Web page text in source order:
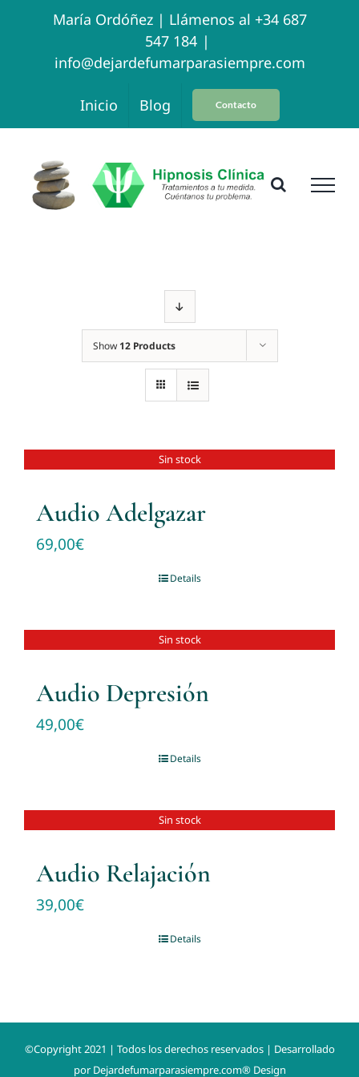
María Ordóñez | Llámenos al +34 687
547 184 |
info@dejardefumarparasiempre.com
Inicio Blog Contacto
Show 12 Products
Sin stock
Audio Adelgazar
69,00€
Details
Sin stock
Audio Depresión
49,00€
Details
Sin stock
Audio Relajación
39,00€
Details
©Copyright 2021 | Todos los derechos reservados | Desarrollado
porDejardefumarparasiempre.com® Design